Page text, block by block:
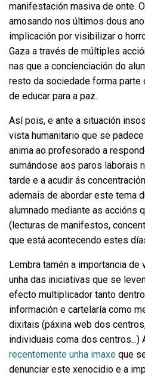
manifestación masiva de onte.
amosando nos últimos dous
implicación por visibilizar o
Gaza a través de múltiples
nas que a concienciación do
resto da sociedade forma parte
de educar para a paz.
Así pois, e ante a situación
vista humanitario que se padece
anima ao profesorado a
sumándose aos paros laborais
tarde e a acudir ás
ademais de abordar este tema
alumnado mediante as accións
(lecturas de manifestos,
que está acontecendo estes
Lembra tamén a importancia
unha das iniciativas que se
efecto multiplicador tanto
información e cartelaría como
dixitais (páxina web dos
individuais coma dos centros...)
recentemente unha imaxe que
denunciar este xenocidio e a